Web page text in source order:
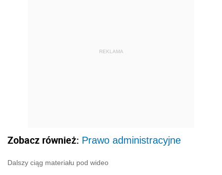
REKLAMA
Zobacz również: Prawo administracyjne
Dalszy ciąg materiału pod wideo